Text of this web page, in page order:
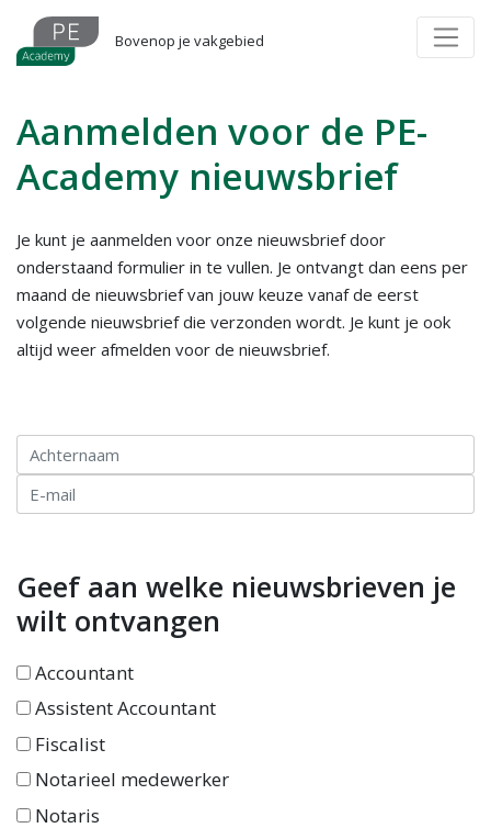
Overslaan
naar
inhoud
gaan
Bovenop je vakgebied
Aanmelden voor de PE-
Academy nieuwsbrief
Je kunt je aanmelden voor onze nieuwsbrief door
onderstaand formulier in te vullen. Je ontvangt dan eens per
maand de nieuwsbrief van jouw keuze vanaf de eerst
volgende nieuwsbrief die verzonden wordt. Je kunt je ook
altijd weer afmelden voor de nieuwsbrief.
Geef aan welke nieuwsbrieven je
wilt ontvangen
Accountant
Assistent Accountant
Fiscalist
Notarieel medewerker
Notaris